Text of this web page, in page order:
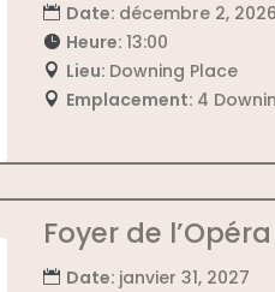
Date: décembre 2, 2026
Heure: 13:00
Lieu: Downing Place
Emplacement: 4
Foyer de
Date: janvier 31, 2027